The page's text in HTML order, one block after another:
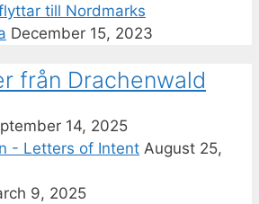
till Nordmarks
December 15, 2023
från Drachenwald
14, 2025
- Letters of Intent August 25,
9, 2025